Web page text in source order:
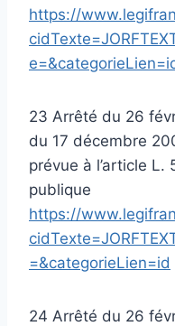
https://
23 Arrêté du 26
du 17 décembre
prévue à l’article
publique
https://
=&categorieLien=id
24 Arrêté du 26